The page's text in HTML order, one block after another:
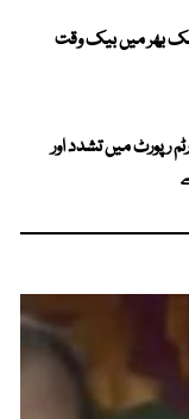
سے ملک بھر میں بیک وقت
رپورٹ میں تشدد اور